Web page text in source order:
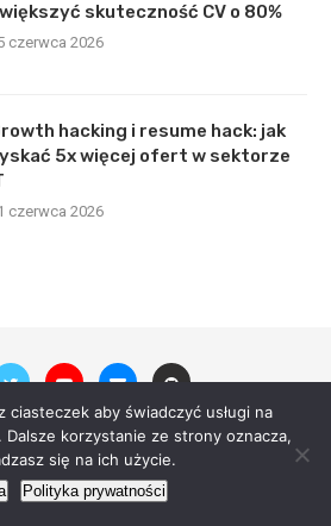
skuteczność CV o 80%
czerwca 2026
hacking i resume hack: jak
5x więcej ofert w sektorze
czerwca 2026
Right Reserved. digitalsite.pl
ciasteczek aby świadczyć usługi na
Dalsze korzystanie ze strony oznacza,
się na ich użycie.
Polityka prywatności